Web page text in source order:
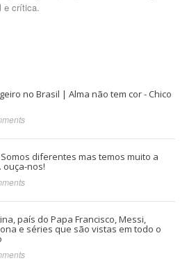
e crítica.
no Brasil | Alma não tem cor - Chico
diferentes mas temos muito a
nos!
país do Papa Francisco, Messi,
e séries que são vistas em todo o